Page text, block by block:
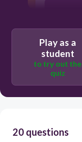
Play as a
student
to try out the
quiz
20 questions